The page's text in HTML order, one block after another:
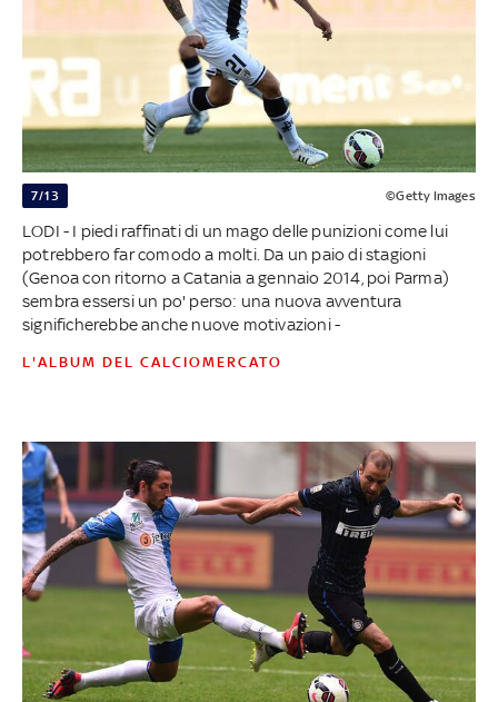
7/13 ©Getty Images
LODI - I piedi raffinati di un mago delle punizioni come lui
potrebbero far comodo a molti. Da un paio di stagioni
(Genoa con ritorno a Catania a gennaio 2014, poi Parma)
sembra essersi un po' perso: una nuova avventura
significherebbe anche nuove motivazioni -
L'ALBUM DEL CALCIOMERCATO